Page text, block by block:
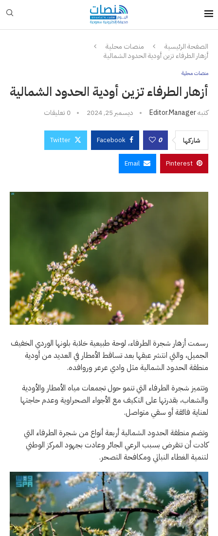
الصفحة الرئيسية
منصات محلية
أزهار الطرفاء تزين أودية الحدود الشمالية
منصات محلية
أزهار الطرفاء تزين أودية الحدود الشمالية
كتبهEditor.manager ديسمبر 25, 2024 0 تعليقات
شاركها 0
Facebook
Twitter
Pinterest
Email
رسمت أزهار شجرة الطرفاء، لوحة طبيعية خلابة بلونها الوردي الخفيف
الجميل، والتي انتشر عبقها بعد تساقط الأمطار في العديد من أودية
منطقة الحدود الشمالية مثل وادي عرعر وروافده.
وتتميز شجرة الطرفاء التي تنمو حول تجمعات مياه الأمطار والأودية
والشعاب، بقدرتها على التكيف مع الأجواء الصحراوية وعدم حاجتها
لعناية فائقة أو سقي متواصل.
وتضم منطقة الحدود الشمالية أربعة أنواع من شجرة الطرفاء التي
كادت أن تنقرض بسبب الرعي الجائر وعادت بجهود المركز الوطني
لتنمية الغطاء النباتي ومكافحة التصحر.